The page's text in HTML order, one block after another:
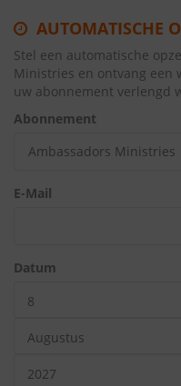
AUTOMATISCHE
Stel een automatische
Ministries en ontvang een
uw abonnement verlengd
Abonnement
E-Mail
Datum